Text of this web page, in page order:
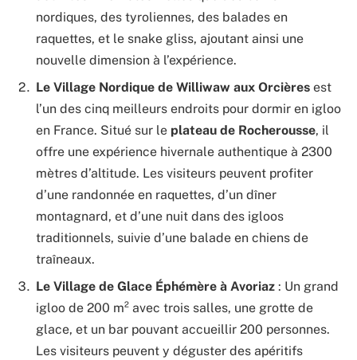
nordiques, des tyroliennes, des balades en
raquettes, et le snake gliss, ajoutant ainsi une
nouvelle dimension à l’expérience.
Le Village Nordique de Williwaw aux Orcières est
l’un des cinq meilleurs endroits pour dormir en igloo
en France. Situé sur le plateau de Rocherousse, il
offre une expérience hivernale authentique à 2300
mètres d’altitude. Les visiteurs peuvent profiter
d’une randonnée en raquettes, d’un dîner
montagnard, et d’une nuit dans des igloos
traditionnels, suivie d’une balade en chiens de
traîneaux.
Le Village de Glace Éphémère à Avoriaz : Un grand
igloo de 200 m² avec trois salles, une grotte de
glace, et un bar pouvant accueillir 200 personnes.
Les visiteurs peuvent y déguster des apéritifs